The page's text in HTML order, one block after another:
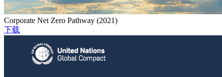
Corporate Net Zero Pathway (2021)
下载